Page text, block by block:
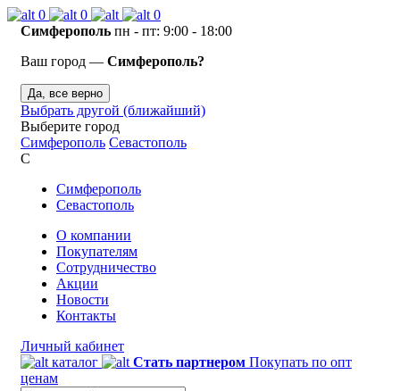
0 0
0
Симферополь пн - пт: 9:00 - 18:00
Ваш город — Симферополь?
Да, все верно
Выбрать другой (ближайший)
Выберите город
Симферополь Севастополь
С
Симферополь
Севастополь
О компании
Покупателям
Сотрудничество
Акции
Новости
Контакты
Личный кабинет
каталог
Стать партнером Покупать по опт
ценам